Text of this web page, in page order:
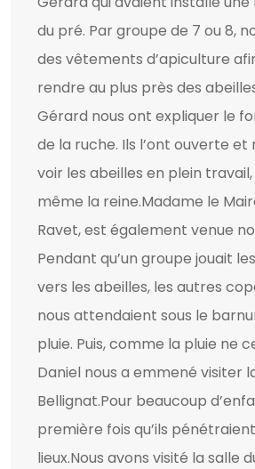
du pré. Par groupe de 7 ou 8,
des vêtements d’apiculture
rendre au plus près des
Gérard nous ont expliquer le
de la ruche. Ils l’ont ouverte et
voir les abeilles en plein
même la reine.Madame le
Ravet, est également venue
Pendant qu’un groupe jouait
vers les abeilles, les autres
nous attendaient sous le
pluie. Puis, comme la pluie ne
Daniel nous a emmené visiter
Bellignat.Pour beaucoup
première fois qu’ils
lieux.Nous avons visité la salle